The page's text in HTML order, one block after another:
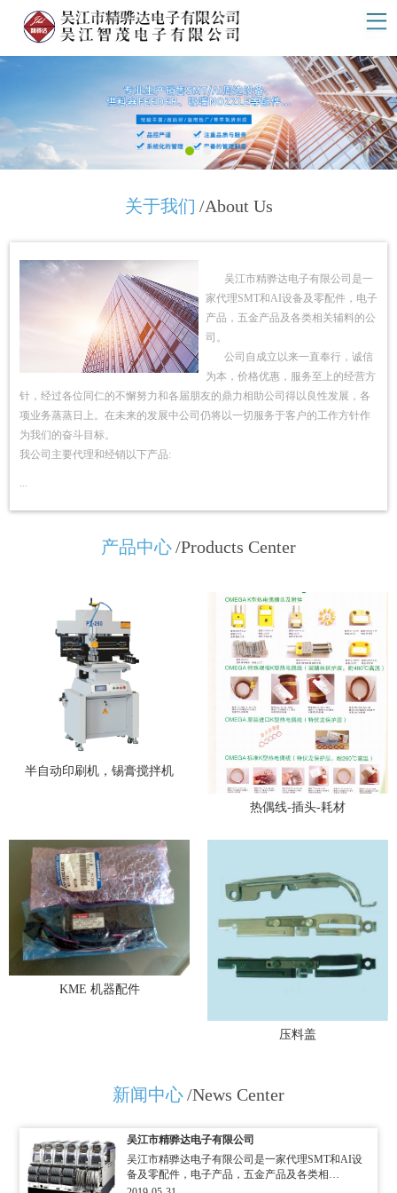
关于我们 /About Us
吴江市精骅达电子有限公司是一
家代理SMT和AI设备及零配件，电子
产品，五金产品及各类相关辅料的公
司。
公司自成立以来一直奉行，诚信
为本，价格优惠，服务至上的经营方
针，经过各位同仁的不懈努力和各届朋友的鼎力相助公司得以良性发展，各
项业务蒸蒸日上。在未来的发展中公司仍将以一切服务于客户的工作方针作
为我们的奋斗目标。
我公司主要代理和经销以下产品:
...
产品中心/Products Center
半自动印刷机，锡膏搅拌机
热偶线-插头-耗材
KME 机器配件
压料盖
新闻中心/News Center
吴江市精骅达电子有限公司
吴江市精骅达电子有限公司是一家代理SMT和AI设
备及零配件，电子产品，五金产品及各类相…